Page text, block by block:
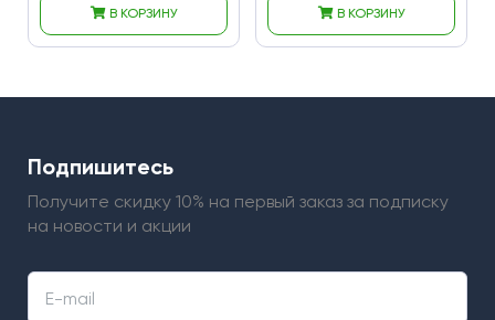
В КОРЗИНУ В КОРЗИНУ
Подпишитесь
Получите скидку 10% на первый заказ за подписку
на новости и акции